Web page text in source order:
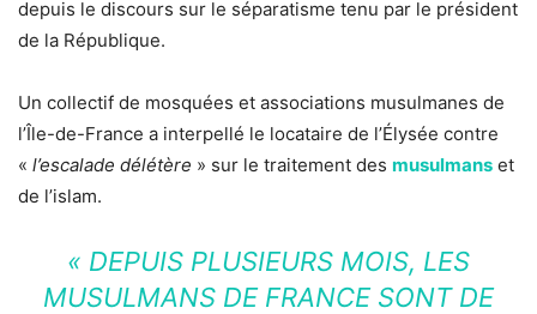
depuis le discours sur le séparatisme tenu par le président
de la République.
Un collectif de mosquées et associations musulmanes de
l’Île-de-France a interpellé le locataire de l’Élysée contre
« l’escalade délétère » sur le traitement des musulmans et
de l’islam.
« DEPUIS PLUSIEURS MOIS, LES
MUSULMANS DE FRANCE SONT DE